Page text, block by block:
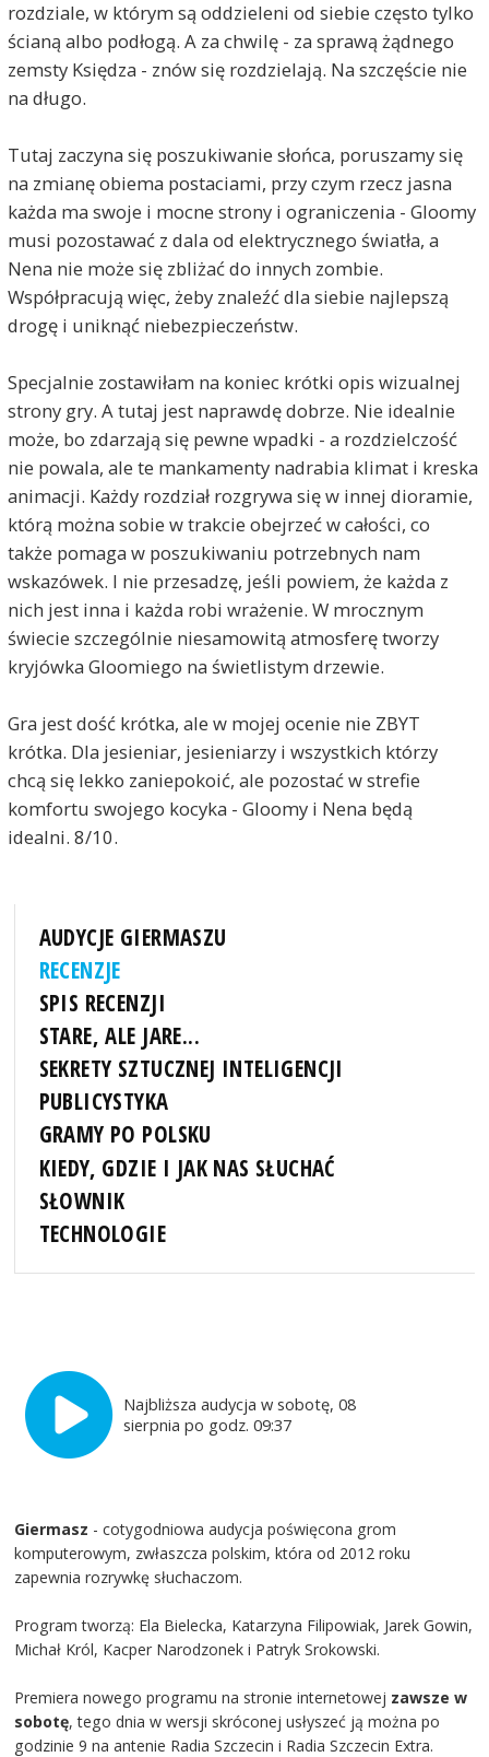
rozdziale, w którym są oddzieleni od siebie często tylko
ścianą albo podłogą. A za chwilę - za sprawą żądnego
zemsty Księdza - znów się rozdzielają. Na szczęście nie
na długo.
Tutaj zaczyna się poszukiwanie słońca, poruszamy się
na zmianę obiema postaciami, przy czym rzecz jasna
każda ma swoje i mocne strony i ograniczenia - Gloomy
musi pozostawać z dala od elektrycznego światła, a
Nena nie może się zbliżać do innych zombie.
Współpracują więc, żeby znaleźć dla siebie najlepszą
drogę i uniknąć niebezpieczeństw.
Specjalnie zostawiłam na koniec krótki opis wizualnej
strony gry. A tutaj jest naprawdę dobrze. Nie idealnie
może, bo zdarzają się pewne wpadki - a rozdzielczość
nie powala, ale te mankamenty nadrabia klimat i kreska
animacji. Każdy rozdział rozgrywa się w innej dioramie,
którą można sobie w trakcie obejrzeć w całości, co
także pomaga w poszukiwaniu potrzebnych nam
wskazówek. I nie przesadzę, jeśli powiem, że każda z
nich jest inna i każda robi wrażenie. W mrocznym
świecie szczególnie niesamowitą atmosferę tworzy
kryjówka Gloomiego na świetlistym drzewie.
Gra jest dość krótka, ale w mojej ocenie nie ZBYT
krótka. Dla jesieniar, jesieniarzy i wszystkich którzy
chcą się lekko zaniepokoić, ale pozostać w strefie
komfortu swojego kocyka - Gloomy i Nena będą
idealni. 8/10.
AUDYCJE GIERMASZU
RECENZJE
SPIS RECENZJI
STARE, ALE JARE...
SEKRETY SZTUCZNEJ INTELIGENCJI
PUBLICYSTYKA
GRAMY PO POLSKU
KIEDY, GDZIE I JAK NAS SŁUCHAĆ
SŁOWNIK
TECHNOLOGIE
Najbliższa audycja w sobotę, 08
sierpnia po godz. 09:37
Giermasz - cotygodniowa audycja poświęcona grom
komputerowym, zwłaszcza polskim, która od 2012 roku
zapewnia rozrywkę słuchaczom.
Program tworzą: Ela Bielecka, Katarzyna Filipowiak, Jarek Gowin,
Michał Król, Kacper Narodzonek i Patryk Srokowski.
Premiera nowego programu na stronie internetowej zawsze w
sobotę, tego dnia w wersji skróconej usłyszeć ją można po
godzinie 9 na antenie Radia Szczecin i Radia Szczecin Extra.